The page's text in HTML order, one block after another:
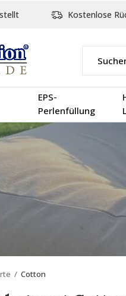
EPS-
Perlenfüllung
Kostenlose
Cotton